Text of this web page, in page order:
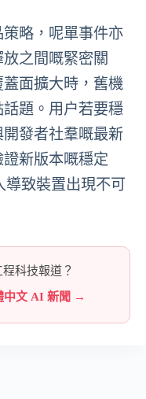
略，呢單事件亦
之間嘅緊密關
面擴大時，舊機
題。用户若要穩
發者社羣嘅最新
新版本嘅穩定
致裝置出現不可
科技報道？
中文 AI 新聞 →